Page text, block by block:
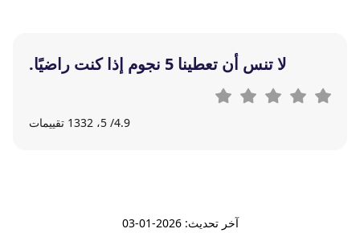
لا تنس أن تعطينا 5 نجوم إذا كنت راضيًا.
4.9/ 5، 1332 تقييمات
آخر تحديث: 2026-01-03